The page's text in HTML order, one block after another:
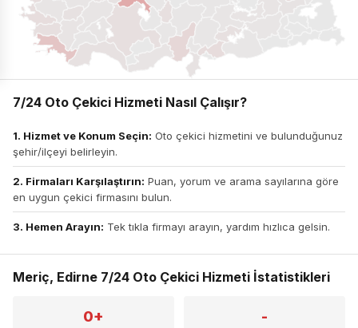
7/24 Oto Çekici Hizmeti Nasıl Çalışır?
1. Hizmet ve Konum Seçin: Oto çekici hizmetini ve bulunduğunuz
şehir/ilçeyi belirleyin.
2. Firmaları Karşılaştırın: Puan, yorum ve arama sayılarına göre
en uygun çekici firmasını bulun.
3. Hemen Arayın: Tek tıkla firmayı arayın, yardım hızlıca gelsin.
Meriç, Edirne 7/24 Oto Çekici Hizmeti İstatistikleri
0+ -